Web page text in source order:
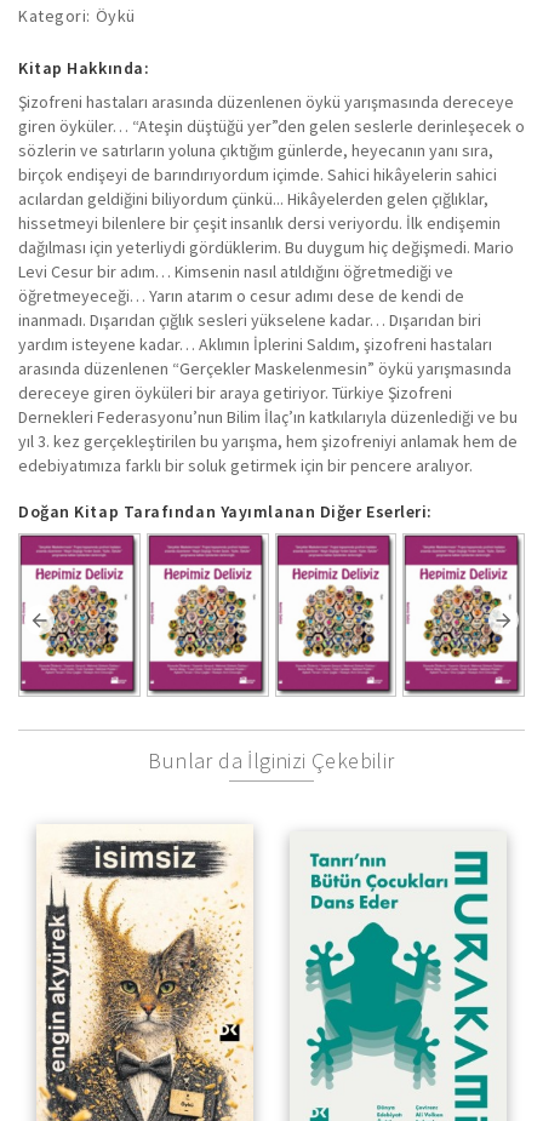
Kategori: Öykü
Kitap Hakkında:
Şizofreni hastaları arasında düzenlenen öykü yarışmasında dereceye
giren öyküler… “Ateşin düştüğü yer”den gelen seslerle derinleşecek o
sözlerin ve satırların yoluna çıktığım günlerde, heyecanın yanı sıra,
birçok endişeyi de barındırıyordum içimde. Sahici hikâyelerin sahici
acılardan geldiğini biliyordum çünkü... Hikâyelerden gelen çığlıklar,
hissetmeyi bilenlere bir çeşit insanlık dersi veriyordu. İlk endişemin
dağılması için yeterliydi gördüklerim. Bu duygum hiç değişmedi. Mario
Levi Cesur bir adım… Kimsenin nasıl atıldığını öğretmediği ve
öğretmeyeceği… Yarın atarım o cesur adımı dese de kendi de
inanmadı. Dışarıdan çığlık sesleri yükselene kadar… Dışarıdan biri
yardım isteyene kadar… Aklımın İplerini Saldım, şizofreni hastaları
arasında düzenlenen “Gerçekler Maskelenmesin” öykü yarışmasında
dereceye giren öyküleri bir araya getiriyor. Türkiye Şizofreni
Dernekleri Federasyonu’nun Bilim İlaç’ın katkılarıyla düzenlediği ve bu
yıl 3. kez gerçekleştirilen bu yarışma, hem şizofreniyi anlamak hem de
edebiyatımıza farklı bir soluk getirmek için bir pencere aralıyor.
Doğan Kitap Tarafından Yayımlanan Diğer Eserleri:
Bunlar da İlginizi Çekebilir